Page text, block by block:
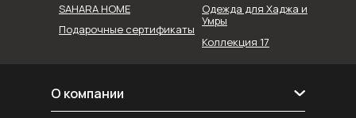
Коллекция 17
SAHARA HOME
Подарочные сертификаты
Одежда для Хаджа и
Умры
О компании